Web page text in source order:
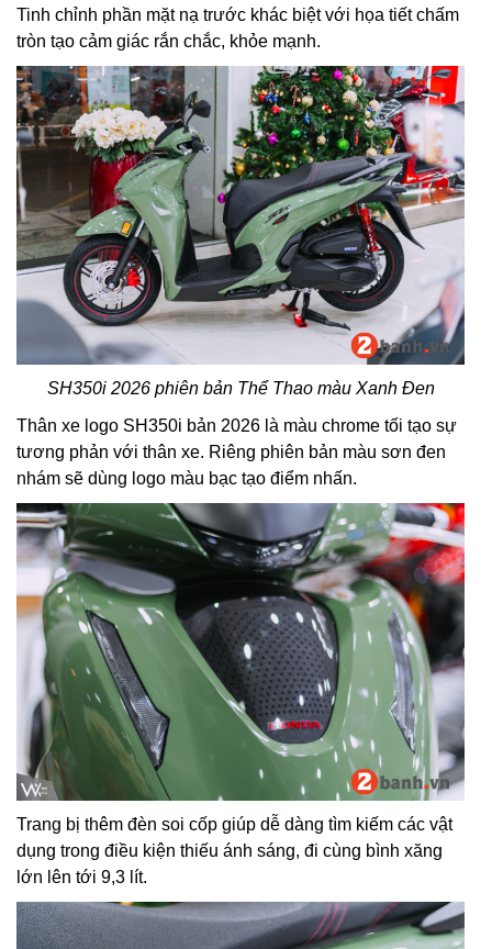
Tinh chỉnh phần mặt nạ trước khác biệt với họa tiết chấm
tròn tạo cảm giác rắn chắc, khỏe mạnh.
SH350i 2026 phiên bản Thể Thao màu Xanh Đen
Thân xe logo SH350i bản 2026 là màu chrome tối tạo sự
tương phản với thân xe. Riêng phiên bản màu sơn đen
nhám sẽ dùng logo màu bạc tạo điểm nhấn.
Trang bị thêm đèn soi cốp giúp dễ dàng tìm kiếm các vật
dụng trong điều kiện thiếu ánh sáng, đi cùng bình xăng
lớn lên tới 9,3 lít.